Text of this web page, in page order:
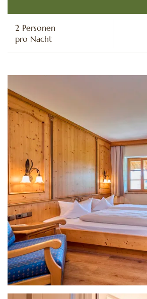
2 Personen
pro Nacht